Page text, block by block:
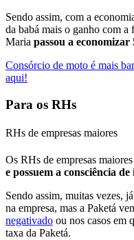
Sendo assim, com a
da babá mais o ganho com a
Maria passou a economizar
Consórcio de moto é mais
aqui!
Para os RHs
RHs de empresas maiores
Os RHs de empresas
e possuem a consciência
Sendo assim, muitas vezes,
na empresa, mas a Paketá
negativado ou nos casos em
taxa da Paketá.